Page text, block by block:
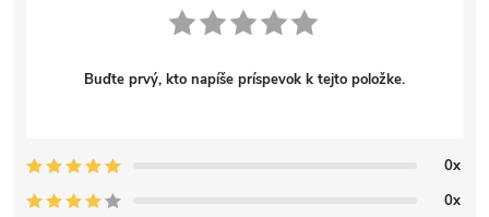
Buďte prvý, kto napíše príspevok k tejto položke.
0x
0x